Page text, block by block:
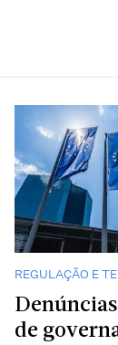
REGULAÇÃO E
de